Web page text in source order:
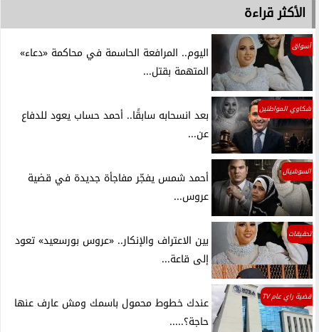
الأكثر قراءة
أسواق
اليوم.. المرافعة الحاسمة في محاكمة «دعاء»
المتهمة بقتل...
شكاوي المواطنين
بعد انسحابه سابقًا.. أحمد حساب يعود للدفاع
عن...
السوشيال
أحمد شمس يفجّر مفاجأة جديدة في قضية
عروس...
تحقيقات
بين الاعتراف والإنكار.. «عروس بورسعيد» تعود
إلى قاعة...
قضية راي عام TV
عندك خطوط محمول باسمك ومش عارف عنها
حاجة؟.....